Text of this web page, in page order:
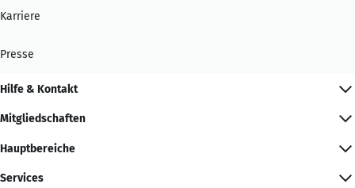
Karriere
Presse
Hilfe & Kontakt
Mitgliedschaften
Hauptbereiche
Services